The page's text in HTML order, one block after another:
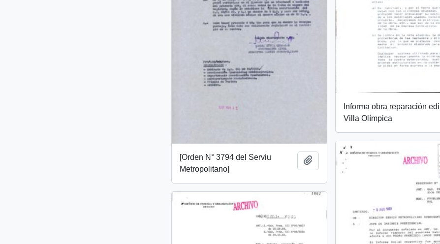
Informa obra reparación
Villa Olímpica
[Orden N° 3794 del Serviu
Metropolitano]
Añadir al portapapeles